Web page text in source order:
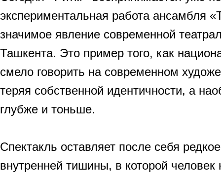
экспериментальная работа ансамбля
значимое явление современной
Ташкента. Это пример того, как
смело говорить на современном
теряя собственной идентичности, а
глубже и тоньше.
Спектакль оставляет после себя
внутренней тишины, в которой человек